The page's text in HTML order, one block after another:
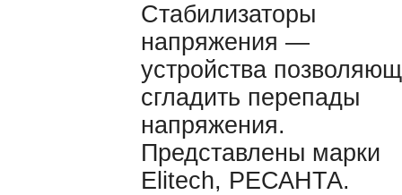
Стабилизаторы
напряжения —
устройства
сгладить перепады
напряжения.
Представлены марки
Elitech, РЕСАНТА.